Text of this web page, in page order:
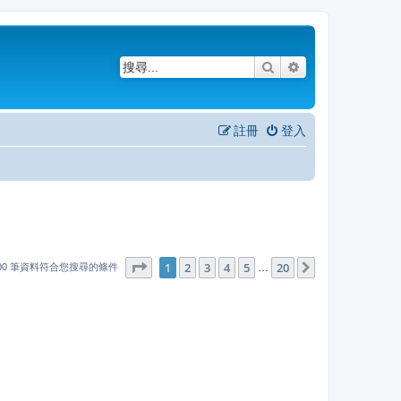
搜尋
登入
註冊
筆資料符合您搜尋的條件 1 頁 (共 20頁)
1 2 3 4 5 20